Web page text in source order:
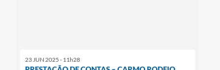
23 JUN 2025 - 11h28